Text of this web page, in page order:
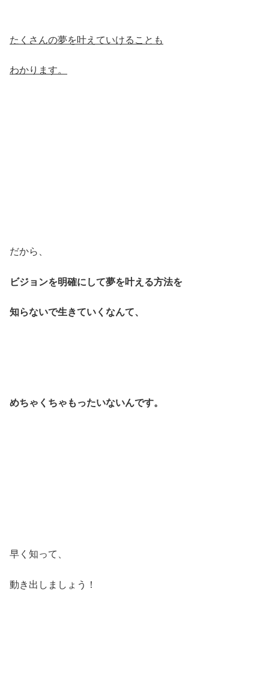
たくさんの夢を叶えていけることも
わかります。
だから、
ビジョンを明確にして夢を叶える方法を
知らないで生きていくなんて、
めちゃくちゃもったいないんです。
早く知って、
動き出しましょう！